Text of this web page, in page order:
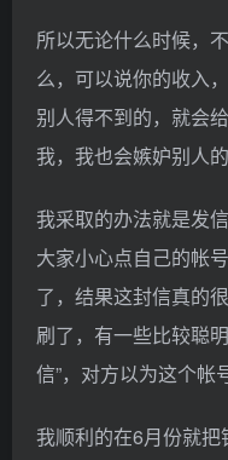
所以无论什么时候，
么，可以说你的收入
别人得不到的，就会
我，我也会嫉妒别人的
我采取的办法就是发
大家小心点自己的帐
了，结果这封信真的
刷了，有一些比较聪
信”，对方以为这个帐
我顺利的在6月份就